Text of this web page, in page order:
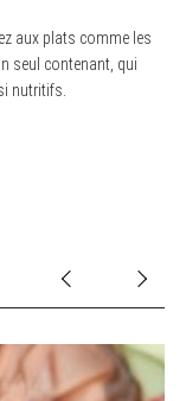
aux plats comme les
seul contenant, qui
nutritifs.